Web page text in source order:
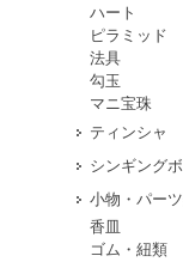
ハート
ピラミッド
法具
勾玉
マニ宝珠
ティンシャ
シンギング
小物・パー
香皿
ゴム・紐類